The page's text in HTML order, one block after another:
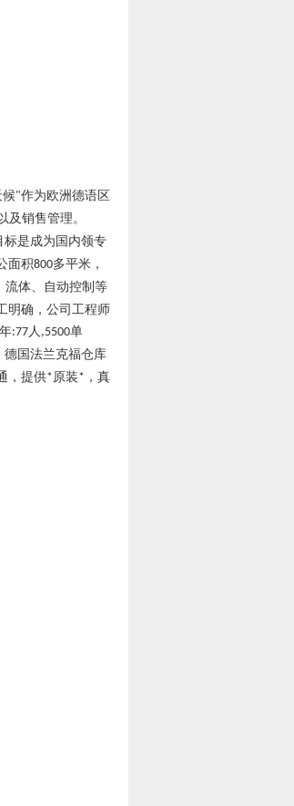
候"作为欧洲德语区
及销售管理。
标是成为国内领专
面积800多平米，
流体、自动控制等
明确，公司工程师
年:77人 ,5500单
德国法兰克福仓库
，提供*原装* ，真